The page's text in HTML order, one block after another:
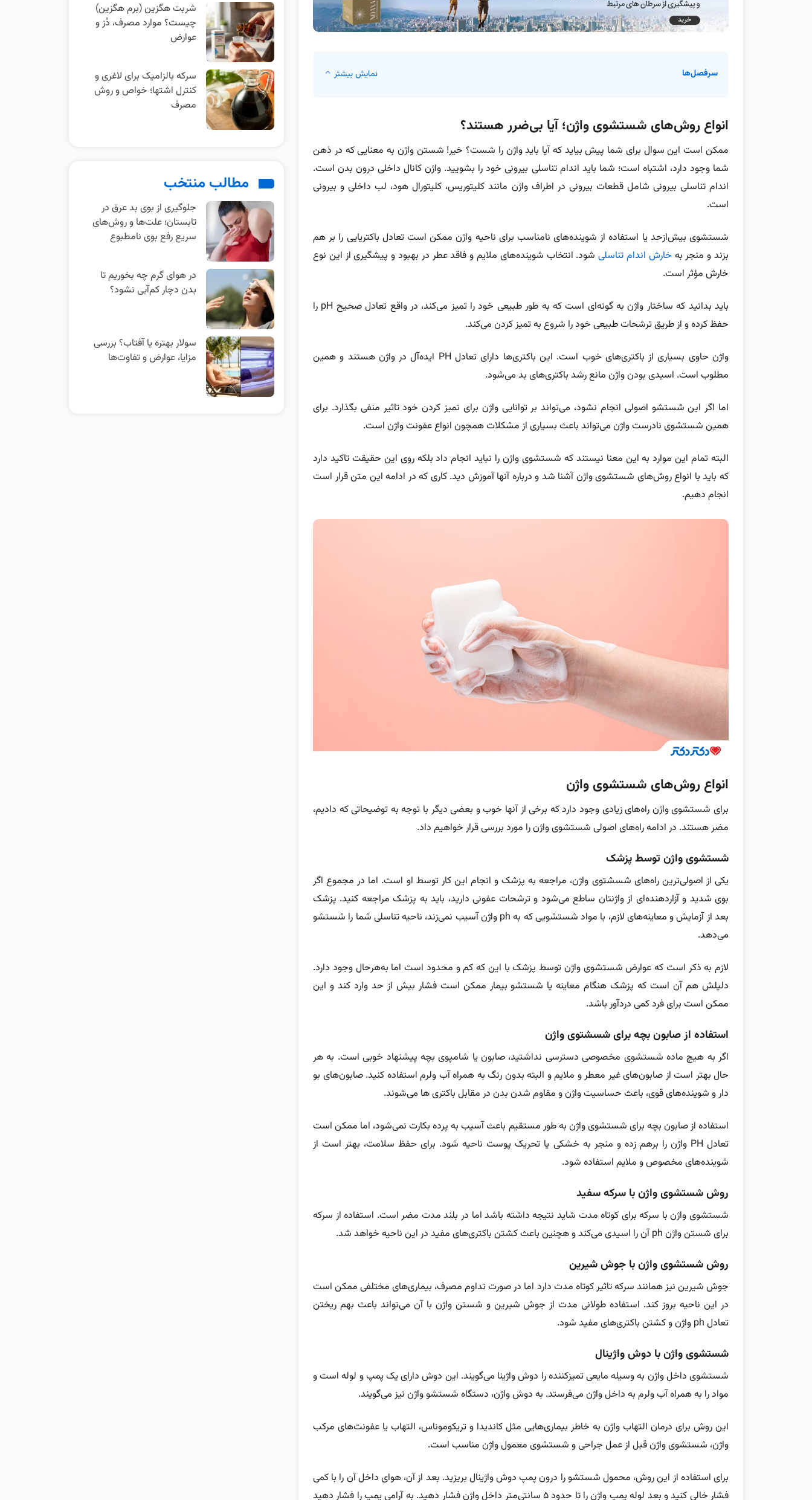
سرفصل‌ها نمایش بیشتر
انواع روش‌های شستشوی واژن؛ آیا بی‌ضرر هستند؟
ممکن است این سوال برای شما پیش بیاید که آیا باید واژن را شست؟ خیر! شستن واژن به معنایی که در ذهن
شما وجود دارد، اشتباه است؛ شما باید اندام تناسلی بیرونی خود را بشویید. واژن کانال داخلی درون بدن است.
اندام تناسلی بیرونی شامل قطعات بیرونی در اطراف واژن مانند کلیتوریس، کلیتورال هود، لب داخلی و بیرونی
است.
شستشوی بیش‌ازحد یا استفاده از شوینده‌های نامناسب برای ناحیه واژن ممکن است تعادل باکتریایی را بر هم
بزند و منجر به خارش اندام تناسلیشود. انتخاب شوینده‌های ملایم و فاقد عطر در بهبود و پیشگیری از این نوع
خارش مؤثر است.
باید بدانید که ساختار واژن به گونه‌ای است که به طور طبیعی خود را تمیز می‌کند، در واقع تعادل صحیح pH را
حفظ کرده و از طریق ترشحات طبیعی خود را شروع به تمیز کردن می‌کند.
واژن حاوی بسیاری از باکتری‌های خوب است. این باکتری‌ها دارای تعادل PH ایده‌آل در واژن هستند و همین
مطلوب است. اسیدی بودن واژن مانع رشد باکتری‌های بد می‌شود.
اما اگر این شستشو اصولی انجام نشود، می‌تواند بر توانایی واژن برای تمیز کردن خود تاثیر منفی بگذارد. برای
همین شستشوی نادرست واژن می‌تواند باعث بسیاری از مشکلات همچون انواع عفونت واژن است.
البته تمام این موارد به این معنا نیستند که شستشوی واژن را نباید انجام داد بلکه روی این حقیقت تاکید دارد
که باید با انواع روش‌های شستشوی واژن آشنا شد و درباره آنها آموزش دید. کاری که در ادامه این متن قرار است
انجام دهیم.
انواع روش‌های شستشوی واژن
برای شستشوی واژن راه‌های زیادی وجود دارد که برخی از آنها خوب و بعضی دیگر با توجه به توضیحاتی که دادیم،
مضر هستند. در ادامه راه‌های اصولی شستشوی واژن را مورد بررسی قرار خواهیم داد.
شستشوی واژن توسط پزشک
یکی از اصولی‌ترین راه‌های شسشتوی واژن، مراجعه به پزشک و انجام این کار توسط او است. اما در مجموع اگر
بوی شدید و آزاردهنده‌ای از واژنتان ساطع می‌شود و ترشحات عفونی دارید، باید به پزشک مراجعه کنید. پزشک
بعد از آزمایش و معاینه‌های لازم، با مواد شستشویی که به ph واژن آسیب نمی‌زند، ناحیه تناسلی شما را شستشو
می‌دهد.
لازم به ذکر است که عوارض شستشوی واژن توسط پزشک با این که کم و محدود است اما به‌هرحال وجود دارد.
دلیلش هم آن است که پزشک هنگام معاینه یا شستشو بیمار ممکن است فشار بیش از حد وارد کند و این
ممکن است برای فرد کمی دردآور باشد.
استفاده از صابون بچه برای شسشتوی واژن
اگر به هیچ ماده شستشوی مخصوصی دسترسی نداشتید، صابون یا شامپوی بچه پیشنهاد خوبی است. به هر
حال بهتر است از صابون‌های غیر معطر و ملایم و البته بدون رنگ به همراه آب ولرم استفاده کنید. صابون‌های بو
دار و شوینده‌های قوی، باعث حساسیت واژن و مقاوم شدن بدن در مقابل باکتری ها می‌شوند.
استفاده از صابون بچه برای شستشوی واژن به طور مستقیم باعث آسیب به پرده بکارت نمی‌شود، اما ممکن است
تعادل PH واژن را برهم زده و منجر به خشکی یا تحریک پوست ناحیه شود. برای حفظ سلامت، بهتر است از
شوینده‌های مخصوص و ملایم استفاده شود.
روش شستشوی واژن با سرکه سفید
شستشوی واژن با سرکه برای کوتاه مدت شاید نتیجه داشته باشد اما در بلند مدت مضر است. استفاده از سرکه
برای شستن واژن ph آن را اسیدی می‌کند و هچنین باعث کشتن باکتری‌های مفید در این ناحیه خواهد شد.
روش شستشوی واژن با جوش شیرین
جوش شیرین نیز همانند سرکه تاثیر کوتاه مدت دارد اما در صورت تداوم مصرف، بیماری‌های مختلفی ممکن است
در این ناحیه بروز کند. استفاده طولانی مدت از جوش شیرین و شستن واژن با آن می‌تواند باعث بهم ریختن
تعادل ph واژن و کشتن باکتری‌های مفید شود.
شستشوی واژن با دوش واژینال
شستشوی داخل واژن به وسیله مایعی تمیزکننده را دوش واژینا می‌گویند. این دوش دارای یک پمپ و لوله است و
مواد را به همراه آب ولرم به داخل واژن می‌فرستد. به دوش واژن، دستگاه شستشو واژن نیز می‌گویند.
این روش برای درمان التهاب واژن به خاطر بیماری‌هایی مثل کاندیدا و تریکوموناس، التهاب یا عفونت‌های مرکب
واژن، شستشوی واژن قبل از عمل جراحی و شستشوی معمول واژن مناسب است.
برای استفاده از این روش، محمول شستشو را درون پمپ دوش واژینال بریزید. بعد از آن، هوای داخل آن را با کمی
فشار خالی کنید و بعد لوله پمپ واژن را تا حدود ۵ سانتی‌متر داخل واژن فشار دهید. به آرامی پمپ را فشار دهید
شربت هگزین (برم هگزین)
چیست؟ موارد مصرف، دُز و
عوارض
سرکه بالزامیک برای لاغری و
کنترل اشتها؛ خواص و روش
مصرف
مطالب منتخب
جلوگیری از بوی بد عرق در
تابستان؛ علت‌ها و روش‌های
سریع رفع بوی نامطبوع
در هوای گرم چه بخوریم تا
بدن دچار کم‌آبی نشود؟
سولار بهتره یا آفتاب؟ بررسی
مزایا، عوارض و تفاوت‌ها